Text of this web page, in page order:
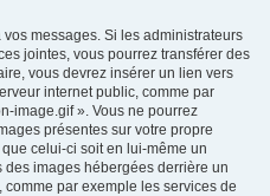
messages. Si les administrateurs
jointes, vous pourrez transférer des
vous devrez insérer un lien vers
internet public, comme par
image.gif ». Vous ne pourrez
présentes sur votre propre
celui-ci soit en lui-même un
images hébergées derrière un
par exemple les services de